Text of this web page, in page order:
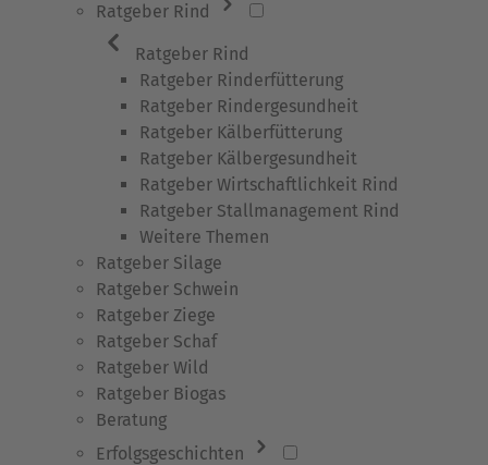
Ratgeber Rind
Ratgeber Rind
Ratgeber Rinderfütterung
Ratgeber Rindergesundheit
Ratgeber Kälberfütterung
Ratgeber Kälbergesundheit
Ratgeber Wirtschaftlichkeit Rind
Ratgeber Stallmanagement Rind
Weitere Themen
Ratgeber Silage
Ratgeber Schwein
Ratgeber Ziege
Ratgeber Schaf
Ratgeber Wild
Ratgeber Biogas
Beratung
Erfolgsgeschichten